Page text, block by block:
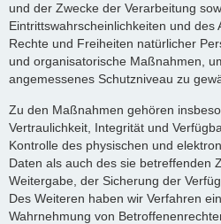
und der Zwecke der Verarbeitung
Eintrittswahrscheinlichkeiten und
Rechte und Freiheiten natürlicher
und organisatorische Maßnahmen,
angemessenes Schutzniveau zu
Zu den Maßnahmen gehören
Vertraulichkeit, Integrität und
Kontrolle des physischen und
Daten als auch des sie betreffenden
Weitergabe, der Sicherung der
Des Weiteren haben wir Verfahren
Wahrnehmung von